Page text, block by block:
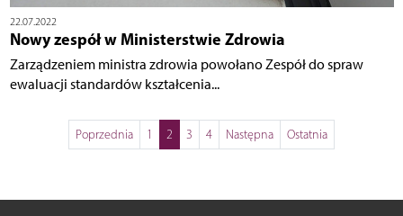
22.07.2022
Nowy zespół w Ministerstwie Zdrowia
Zarządzeniem ministra zdrowia powołano Zespół do spraw
ewaluacji standardów kształcenia...
Poprzednia 1 2 3 4 Następna Ostatnia